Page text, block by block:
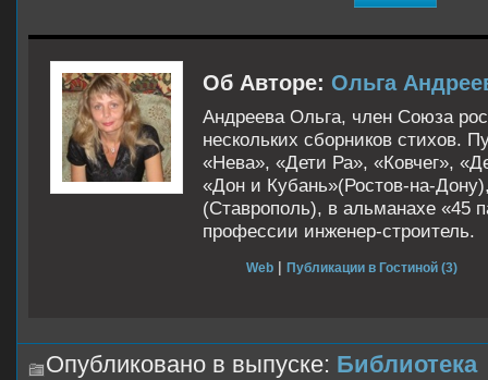
Об Авторе: Ольга
Андреева Ольга, член Союза
нескольких сборников стихов.
«Нева», «Дети Ра», «Ковчег»,
«Дон и Кубань»(Ростов-на-
(Ставрополь), в альманахе «45
профессии инженер-строитель.
Web | Публикации в Гостиной (3)
Опубликовано в выпуске: Библиотека